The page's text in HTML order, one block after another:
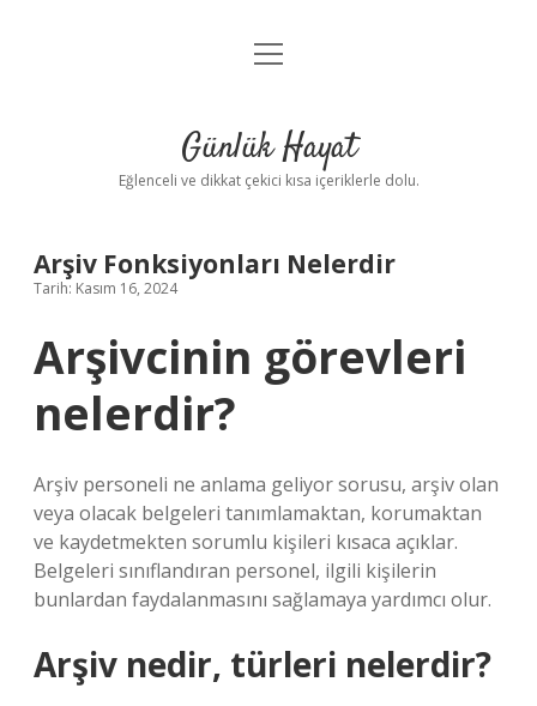
Anasayfa
Yasal Uyarı
menüyü
Günlük Hayat
Eğlenceli ve dikkat çekici kısa içeriklerle dolu.
Arşiv Fonksiyonları Nelerdir
Tarih: Kasım 16, 2024
Arşivcinin görevleri
nelerdir?
Arşiv personeli ne anlama geliyor sorusu, arşiv olan
veya olacak belgeleri tanımlamaktan, korumaktan
ve kaydetmekten sorumlu kişileri kısaca açıklar.
Belgeleri sınıflandıran personel, ilgili kişilerin
bunlardan faydalanmasını sağlamaya yardımcı olur.
Arşiv nedir, türleri nelerdir?